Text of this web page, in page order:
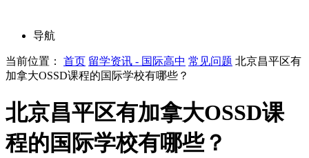
导航
当前位置： 首页 留学资讯 - 国际高中 常见问题 北京昌平区有
加拿大OSSD课程的国际学校有哪些？
北京昌平区有加拿大OSSD课
程的国际学校有哪些？